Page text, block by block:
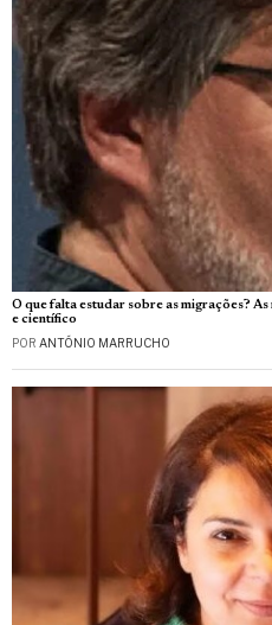
O que falta estudar sobre as migrações?
e científico
POR ANTÓNIO MARRUCHO